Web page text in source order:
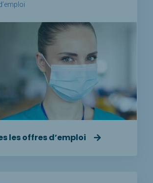
les offres d’emploi